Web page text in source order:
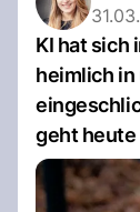
KI hat sich
heimlich in
geht heute